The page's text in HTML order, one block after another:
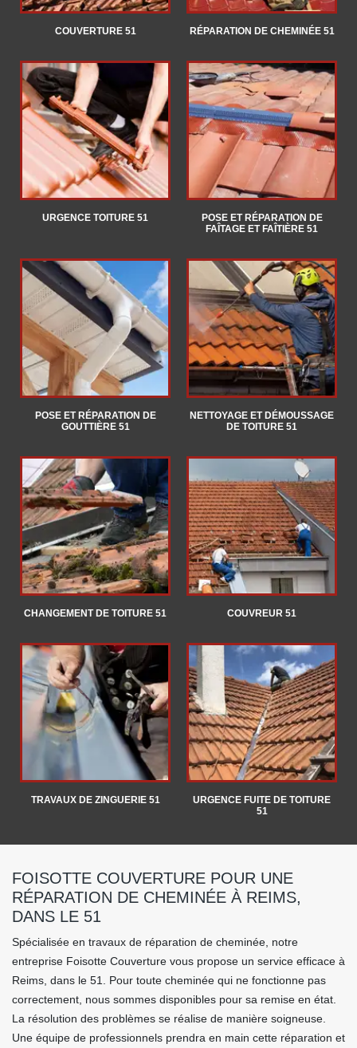
COUVERTURE 51 RÉPARATION DE CHEMINÉE 51
URGENCE TOITURE 51
POSE ET RÉPARATION DE
FAÎTAGE ET FAÎTIÈRE 51
POSE ET RÉPARATION DE
GOUTTIÈRE 51
NETTOYAGE ET DÉMOUSSAGE
DE TOITURE 51
CHANGEMENT DE TOITURE 51 COUVREUR 51
TRAVAUX DE ZINGUERIE 51
URGENCE FUITE DE TOITURE
51
FOISOTTE COUVERTURE POUR UNE
RÉPARATION DE CHEMINÉE À REIMS,
DANS LE 51
Spécialisée en travaux de réparation de cheminée, notre
entreprise Foisotte Couverture vous propose un service efficace à
Reims, dans le 51. Pour toute cheminée qui ne fonctionne pas
correctement, nous sommes disponibles pour sa remise en état.
La résolution des problèmes se réalise de manière soigneuse.
Une équipe de professionnels prendra en main cette réparation et